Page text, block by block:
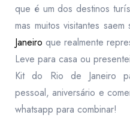
que é um dos destinos
mas muitos visitantes
Janeiro que realmente
Leve para casa ou
Kit do Rio de Janeiro
pessoal, aniversário e
whatsapp para combinar!